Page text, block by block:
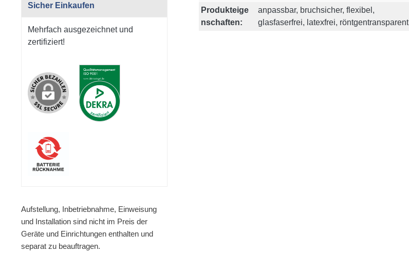
Sicher Einkaufen
Mehrfach ausgezeichnet und
zertifiziert!
Aufstellung, Inbetriebnahme, Einweisung
und Installation sind nicht im Preis der
Geräte und Einrichtungen enthalten und
separat zu beauftragen.
Produkteige
nschaften:
anpassbar, bruchsicher, flexibel,
glasfaserfrei, latexfrei, röntgentransparent